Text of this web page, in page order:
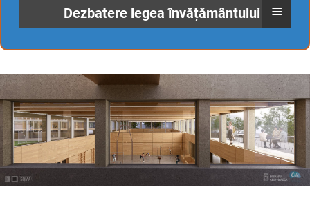
Dezbatere legea învățământului ≡